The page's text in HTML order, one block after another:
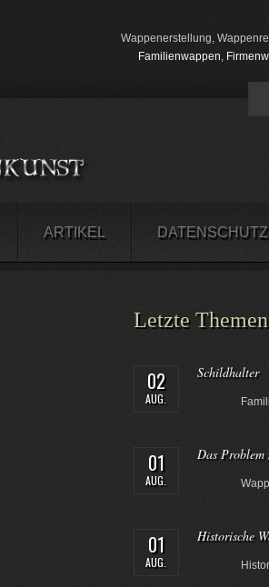
Wappenerstellung,
Familienwappen,
ARTIKEL DATENSCHUTZ
Letzte Themen
02
AUG.
Schildhalter
01
AUG.
Das Problem
01
AUG.
Historische